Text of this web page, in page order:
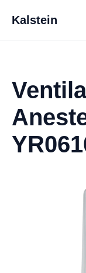
Kalstein